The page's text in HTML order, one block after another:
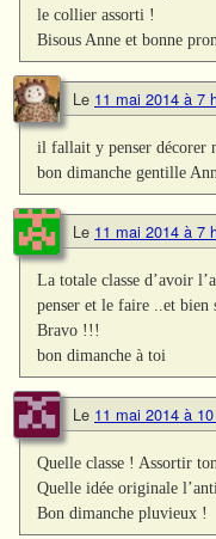
le collier assorti !
Bisous Anne et bonne
Le 11 mai 2014 à 7
il fallait y penser décorer
bon dimanche gentille
Le 11 mai 2014 à 7
La totale classe d’avoir
penser et le faire ..et
Bravo !!!
bon dimanche à toi
Le 11 mai 2014 à
Quelle classe ! Assortir
Quelle idée originale
Bon dimanche pluvieux !